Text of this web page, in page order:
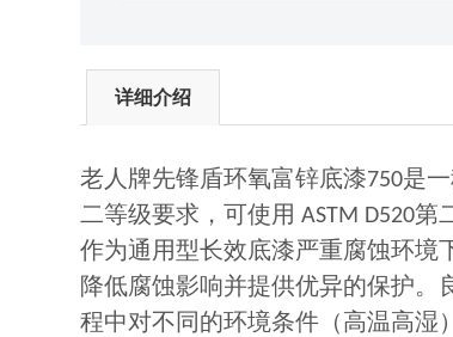
详细介绍
老人牌先锋盾环氧富锌底漆750是
二等级要求，可使用ASTM D520第
作为通用型长效底漆严重腐蚀环境
降低腐蚀影响并提供优异的保护
程中对不同的环境条件（高温高湿